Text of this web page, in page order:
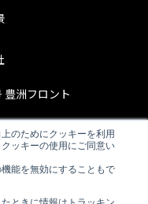
のためにクッキーを利用
ッキーの使用にご同意い
能を無効にすることもで
ときに情報はトラッキン
洲フロント